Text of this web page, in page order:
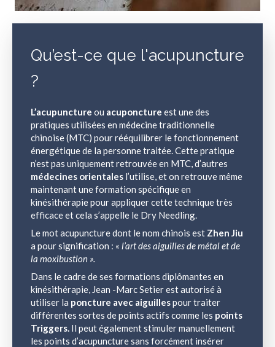
Qu’est-ce que l'acupuncture
?
L’acupuncture ou acuponcture est une des
pratiques utilisées en médecine traditionnelle
chinoise (MTC) pour rééquilibrer le fonctionnement
énergétique de la personne traitée. Cette pratique
n’est pas uniquement retrouvée en MTC, d’autres
médecines orientales l’utilise, et on retrouve même
maintenant une formation spécifique en
kinésithérapie pour appliquer cette technique très
efficace et cela s’appelle le Dry Needling.
Le mot acupuncture dont le nom chinois est Zhen Jiu
a pour signification : « l’art des aiguilles de métal et de
la moxibustion ».
Dans le cadre de ses formations diplômantes en
kinésithérapie, Jean -Marc Setier est autorisé à
utiliser la poncture avec aiguillespour traiter
différentes sortes de points actifs comme les points
Triggers. Il peut également stimuler manuellement
les points d’acupuncture sans forcément insérer